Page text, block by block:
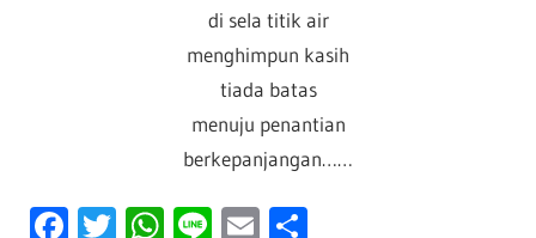
di sela titik air
menghimpun kasih
tiada batas
menuju penantian
berkepanjangan……
Facebook
Twitter
WhatsApp
LineEmail